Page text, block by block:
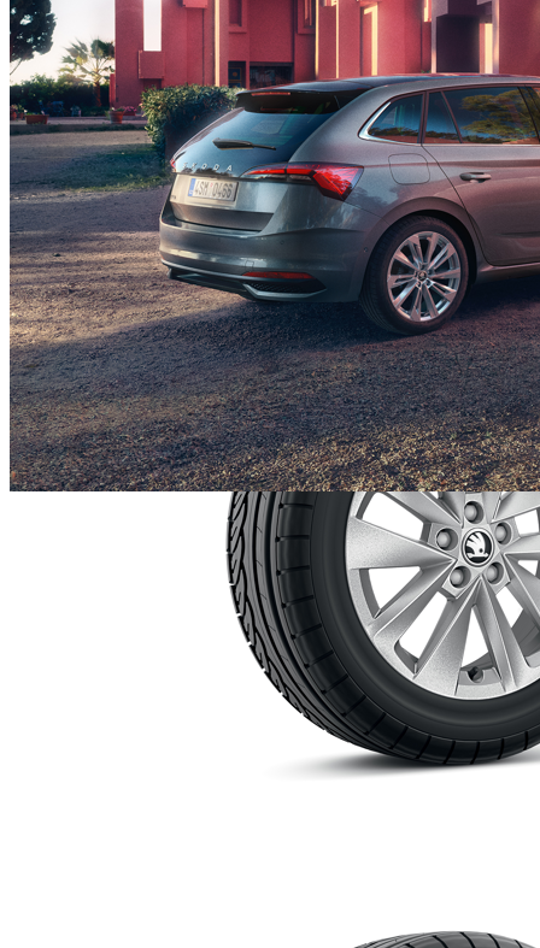
Pachet Convenience
744,15 €
Detalii